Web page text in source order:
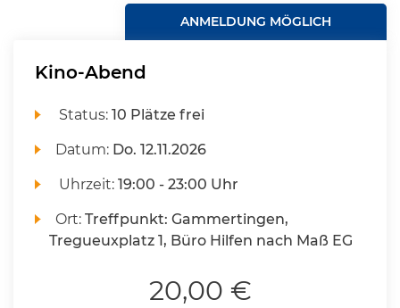
ANMELDUNG MÖGLICH
Kino-Abend
Status:10 Plätze frei
Datum: Do. 12.11.2026
Uhrzeit:19:00 - 23:00 Uhr
Ort:Treffpunkt: Gammertingen,
Tregueuxplatz 1, Büro Hilfen nach Maß EG
20,00 €